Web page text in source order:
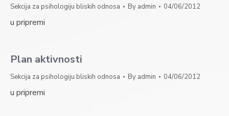
Sekcija za psihologiju bliskih odnosa By admin 04/06/2012
u pripremi
Plan aktivnosti
Sekcija za psihologiju bliskih odnosa By admin 04/06/2012
u pripremi